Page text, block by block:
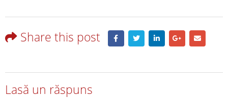
Share this post
Lasă un răspuns